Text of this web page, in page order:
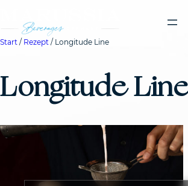
Start / Rezept / Longitude Line
Longitude Line